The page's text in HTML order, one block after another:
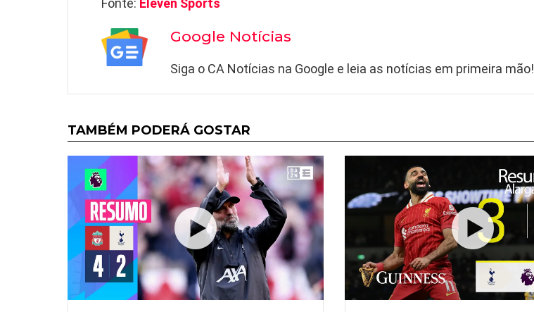
Fonte: Eleven Sports
Google Notícias
Siga o CA Notícias na Google e leia as notícias em primeira mão!
TAMBÉM PODERÁ GOSTAR